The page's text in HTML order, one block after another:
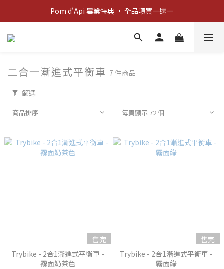
新客歡迎禮：輸入 "welcome10" 享首單九折！
Pom d'Api 畢業特典 · 全品項買一送一
新客歡迎禮：輸入 "welcome10" 享首單九折！
二合一漸進式平衡車 7 件商品
篩選
商品排序 每頁顯示 72 個
售完
Trybike - 2合1漸進式平衡車 -
霧面奶茶色
售完
Trybike - 2合1漸進式平衡車 -
霧面綠